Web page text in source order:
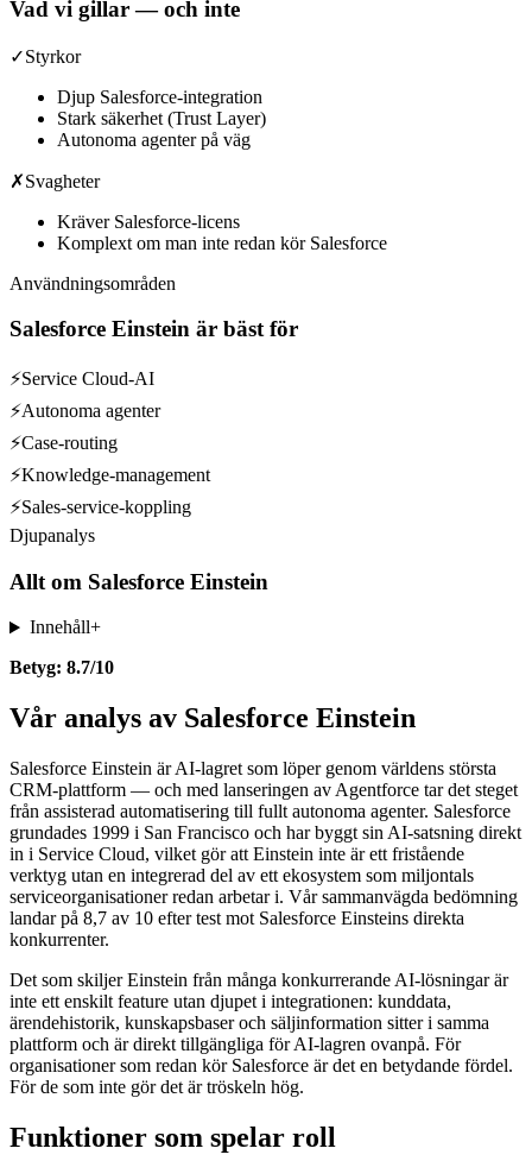
Vad vi gillar — och inte
✓Styrkor
Djup Salesforce-integration
Stark säkerhet (Trust Layer)
Autonoma agenter på väg
✗Svagheter
Kräver Salesforce-licens
Komplext om man inte redan kör Salesforce
Användningsområden
Salesforce Einstein är bäst för
⚡Service Cloud-AI
⚡Autonoma agenter
⚡Case-routing
⚡Knowledge-management
⚡Sales-service-koppling
Djupanalys
Allt om Salesforce Einstein
Innehåll+
Betyg: 8.7/10
Vår analys av Salesforce Einstein
Salesforce Einstein är AI-lagret som löper genom världens största
CRM-plattform — och med lanseringen av Agentforce tar det steget
från assisterad automatisering till fullt autonoma agenter. Salesforce
grundades 1999 i San Francisco och har byggt sin AI-satsning direkt
in i Service Cloud, vilket gör att Einstein inte är ett fristående
verktyg utan en integrerad del av ett ekosystem som miljontals
serviceorganisationer redan arbetar i. Vår sammanvägda bedömning
landar på 8,7 av 10 efter test mot Salesforce Einsteins direkta
konkurrenter.
Det som skiljer Einstein från många konkurrerande AI-lösningar är
inte ett enskilt feature utan djupet i integrationen: kunddata,
ärendehistorik, kunskapsbaser och säljinformation sitter i samma
plattform och är direkt tillgängliga för AI-lagren ovanpå. För
organisationer som redan kör Salesforce är det en betydande fördel.
För de som inte gör det är tröskeln hög.
Funktioner som spelar roll